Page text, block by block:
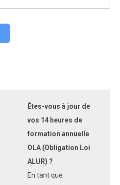
Êtes-vous à jour de
vos 14 heures de
formation annuelle
OLA (Obligation Loi
ALUR) ?
En tant que